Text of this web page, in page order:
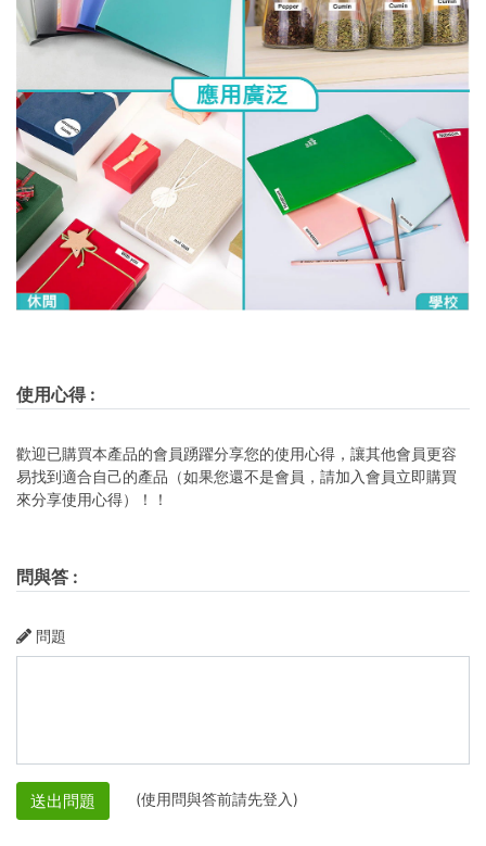
使用心得:
歡迎已購買本產品的會員踴躍分享您的使用心得，讓其他會員更容
易找到適合自己的產品（如果您還不是會員，請加入會員立即購買
來分享使用心得）！！
問與答 :
問題
送出問題 (使用問與答前請先登入)